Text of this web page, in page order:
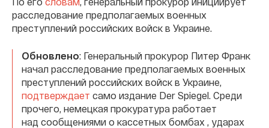
расследование предполагаемых военных
преступлений российских войск в Украине.
Обновлено: Генеральный прокурор Питер Франк
начал расследование предполагаемых военных
преступлений российских войск в Украине,
подтверждает само издание Der Spiegel. Среди
прочего, немецкая прокуратура работает
над сообщениями о кассетных бомбах , ударах